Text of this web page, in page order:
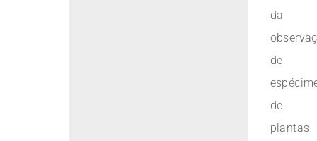
da
de
de
plantas